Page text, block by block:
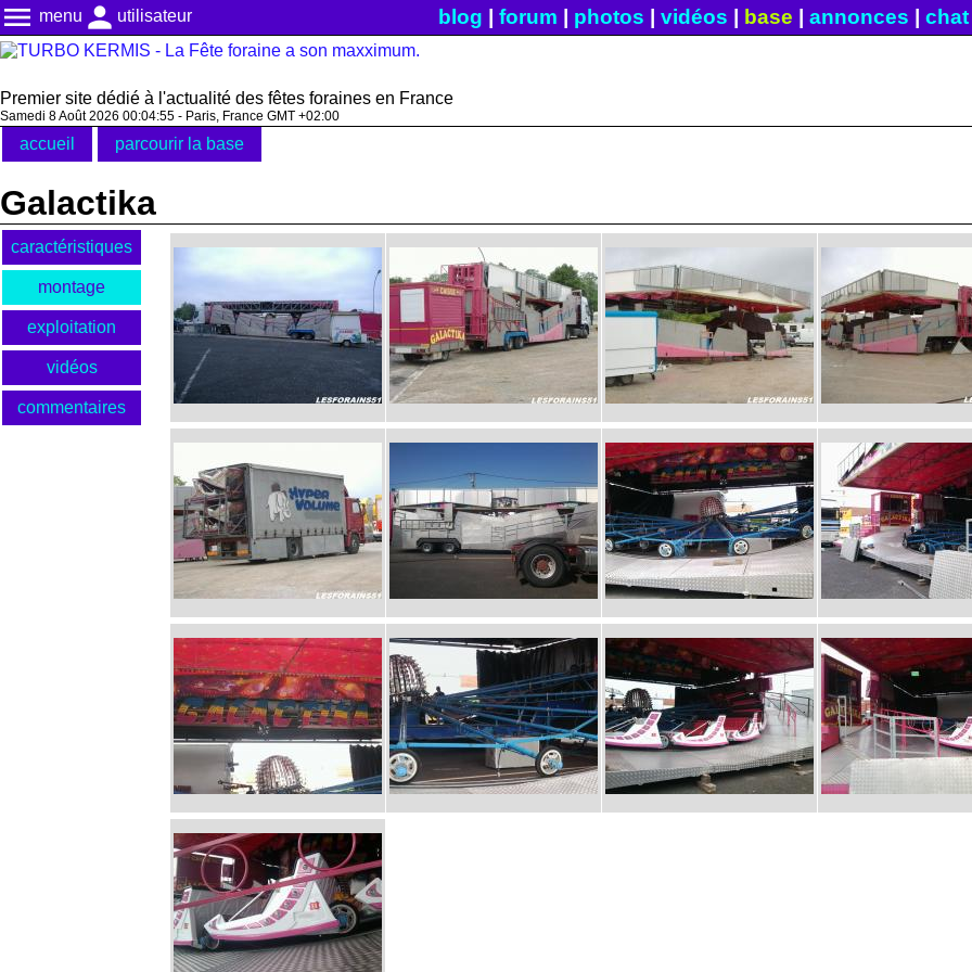
menu menu person utilisateur blog forum photos vidéos base annonces chat|
Premier site dédié à l'actualité des fêtes foraines en France
Samedi 8 Août 2026 00:04:56 - Paris, France GMT +02:00
accueil parcourir la base
Galactika
caractéristiques
montage
exploitation
vidéos
commentaires